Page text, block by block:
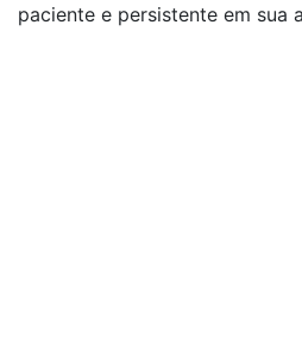
paciente e persistente em sua